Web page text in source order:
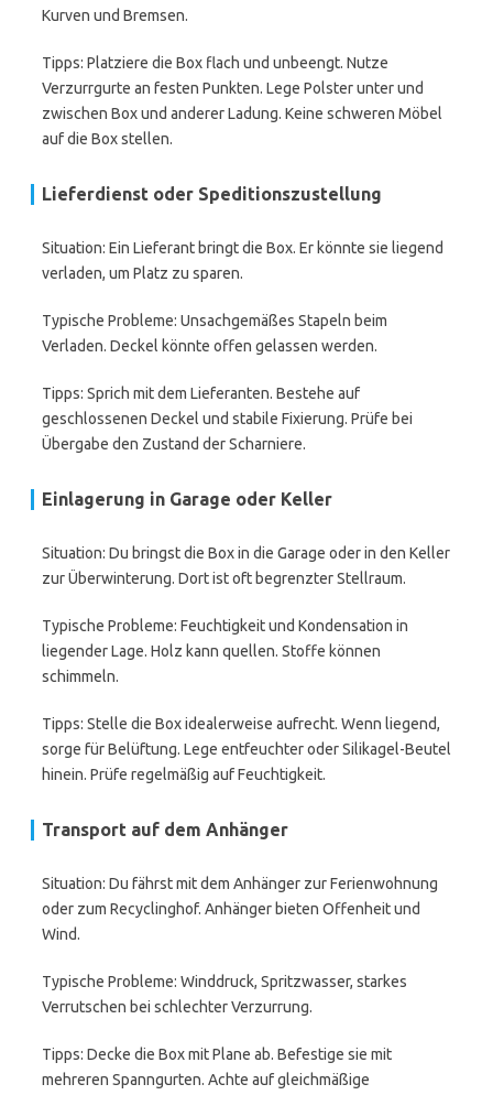
Kurven und Bremsen.
Tipps: Platziere die Box flach und unbeengt. Nutze
Verzurrgurte an festen Punkten. Lege Polster unter und
zwischen Box und anderer Ladung. Keine schweren Möbel
auf die Box stellen.
Lieferdienst oder Speditionszustellung
Situation: Ein Lieferant bringt die Box. Er könnte sie liegend
verladen, um Platz zu sparen.
Typische Probleme: Unsachgemäßes Stapeln beim
Verladen. Deckel könnte offen gelassen werden.
Tipps: Sprich mit dem Lieferanten. Bestehe auf
geschlossenen Deckel und stabile Fixierung. Prüfe bei
Übergabe den Zustand der Scharniere.
Einlagerung in Garage oder Keller
Situation: Du bringst die Box in die Garage oder in den Keller
zur Überwinterung. Dort ist oft begrenzter Stellraum.
Typische Probleme: Feuchtigkeit und Kondensation in
liegender Lage. Holz kann quellen. Stoffe können
schimmeln.
Tipps: Stelle die Box idealerweise aufrecht. Wenn liegend,
sorge für Belüftung. Lege entfeuchter oder Silikagel-Beutel
hinein. Prüfe regelmäßig auf Feuchtigkeit.
Transport auf dem Anhänger
Situation: Du fährst mit dem Anhänger zur Ferienwohnung
oder zum Recyclinghof. Anhänger bieten Offenheit und
Wind.
Typische Probleme: Winddruck, Spritzwasser, starkes
Verrutschen bei schlechter Verzurrung.
Tipps: Decke die Box mit Plane ab. Befestige sie mit
mehreren Spanngurten. Achte auf gleichmäßige